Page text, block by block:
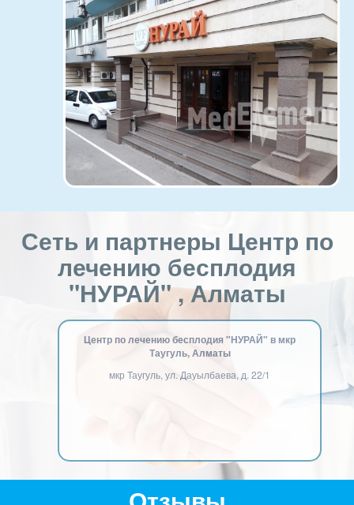
Сеть и партнеры Центр по
лечению бесплодия
"НУРАЙ" , Алматы
Центр по лечению бесплодия "НУРАЙ" в мкр
Таугуль, Алматы
мкр Таугуль, ул. Дауылбаева, д. 22/1